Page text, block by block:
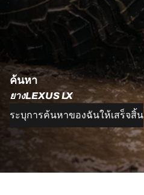
ค้นหา
ยางLEXUS LX
ระบุการค้นหาของฉันให้เสร็จสิ้น